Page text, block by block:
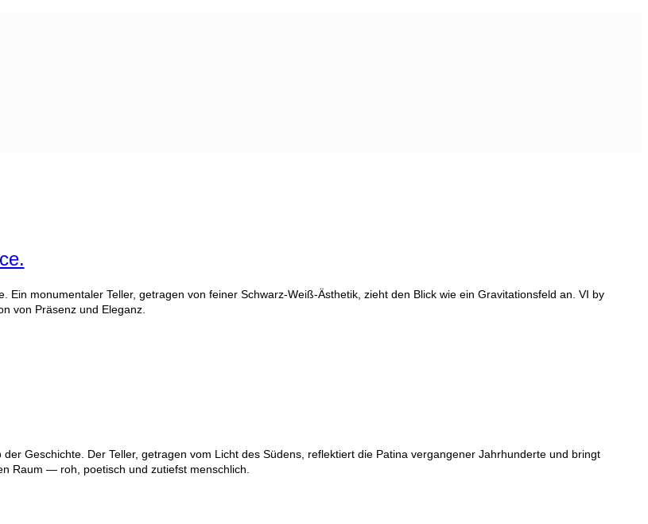
monumentaler Teller, getragen von feiner Schwarz-Weiß-Ästhetik, zieht den Blick wie ein Gravitationsfeld an. VI by
von Präsenz und Eleganz.
Geschichte. Der Teller, getragen vom Licht des Südens, reflektiert die Patina vergangener Jahrhunderte und bringt
Raum — roh, poetisch und zutiefst menschlich.